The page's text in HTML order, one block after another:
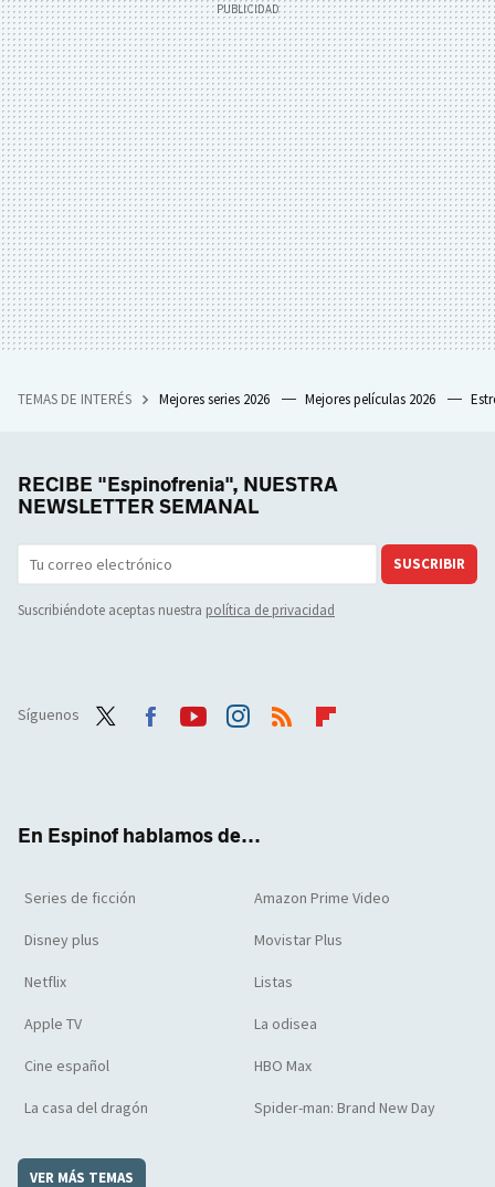
TEMAS DE INTERÉS Mejores series 2026 Mejores películas 2026
RECIBE "Espinofrenia", NUESTRA
NEWSLETTER SEMANAL
SUSCRIBIR
Suscribiéndote aceptas nuestra política de privacidad
Síguenos
En Espinof hablamos de...
Series de ficción Amazon Prime Video
Disney plus Movistar Plus
Netflix Listas
Apple TV La odisea
Cine español HBO Max
La casa del dragón Spider-man: Brand New Day
VER MÁS TEMAS